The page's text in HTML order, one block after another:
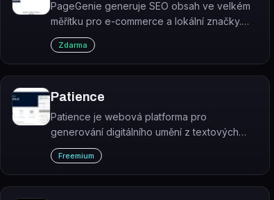
PageGenie generuje SEO obsah ve velkém
měřítku pro e-commerce a lokální značky.
Automatizovaně publikuje blogové články a
produktové stránky optimalizované pro
vyhledávače.
Zdarma
Patience
Patience je webová platforma pro
generování digitálního umění z textových
promptů pomocí více než 30 AI modelů.
Platforma je v současnosti označována jako
neaktivní (shutdown).
Freemium